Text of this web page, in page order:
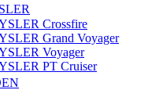
Crossfire
Grand Voyager
Voyager
PT Cruiser